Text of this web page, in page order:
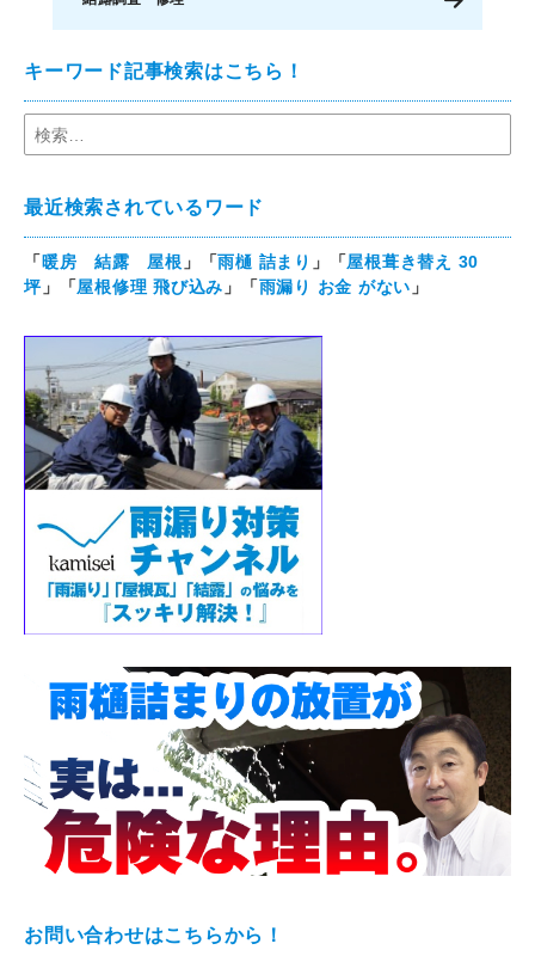
キーワード記事検索はこちら！
最近検索されているワード
「暖房 結露 屋根 」「雨樋 詰まり 」「屋根葺き替え 30
坪」「屋根修理 飛び込み 」「雨漏り お金 がない 」
お問い合わせはこちらから！